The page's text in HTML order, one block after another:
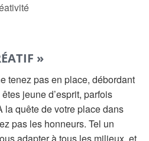
»
tenez pas en place, débordant
jeune d’esprit, parfois
la quête de votre place dans
pas les honneurs. Tel un